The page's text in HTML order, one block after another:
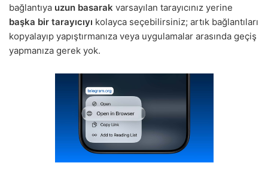
bağlantıya uzun basarak varsayılan tarayıcınız yerine
başka bir tarayıcıyı kolayca seçebilirsiniz; artık bağlantıları
kopyalayıp yapıştırmanıza veya uygulamalar arasında geçiş
yapmanıza gerek yok.